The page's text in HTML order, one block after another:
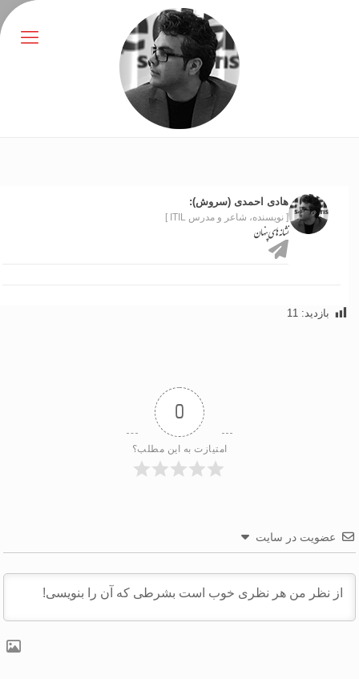
هادی احمدی (سروش):
[ نویسنده، شاعر و مدرس ITIL ]
نشانه های پنهان
بازدید: 11
0
امتیازت به این مطلب؟
عضویت در سایت